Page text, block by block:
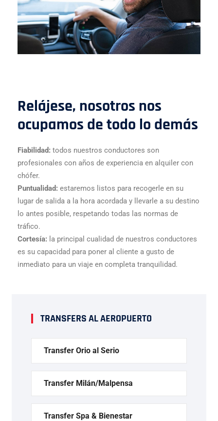
TRANSFERS AL AEROPUERTO
Transfer Orio al Serio
Transfer Milán/Malpensa
Transfer Spa & Bienestar
Relájese, nosotros nos
ocupamos de todo lo demás
Fiabilidad: todos nuestros conductores son
profesionales con años de experiencia en alquiler con
chófer.
Puntualidad: estaremos listos para recogerle en su
lugar de salida a la hora acordada y llevarle a su destino
lo antes posible, respetando todas las normas de
tráfico.
Cortesía: la principal cualidad de nuestros conductores
es su capacidad para poner al cliente a gusto de
inmediato para un viaje en completa tranquilidad.